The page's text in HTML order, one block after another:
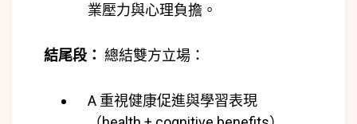
業壓力與心理負擔。
結尾段： 總結雙方立場：
A 重視健康促進與學習表現